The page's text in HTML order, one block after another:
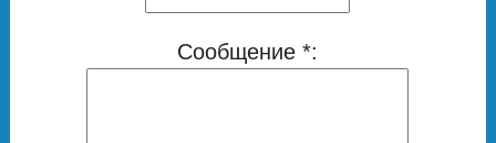
Сообщение *: